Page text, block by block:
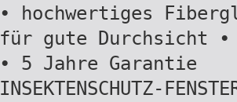
• hochwertiges
für gute Durchsicht
• 5 Jahre Garantie
INSEKTENSCHUTZ-